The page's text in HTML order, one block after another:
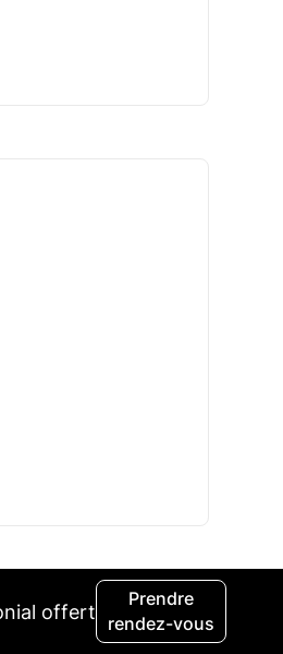
offert
Prendre
rendez-vous